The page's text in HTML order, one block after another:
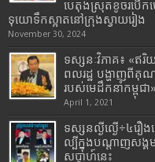
បេតុងស្រុតខូចរបើក
ទុយោទឹកស្អាតនៅក្រុងស្វាយរៀង
November 30, 2024
ទស្សនៈវិភាគ៖ «ឥរិ
ពលរដ្ឋ បង្ហាញពីគុណ
របស់មេដឹកនាំកម្ពុជា»
April 1, 2021
ទស្សនល្ងីល្ងើ÷៤រ
ល្បីក្នុងបណ្តាញសង្គ
សប្តាហ៍នេះ